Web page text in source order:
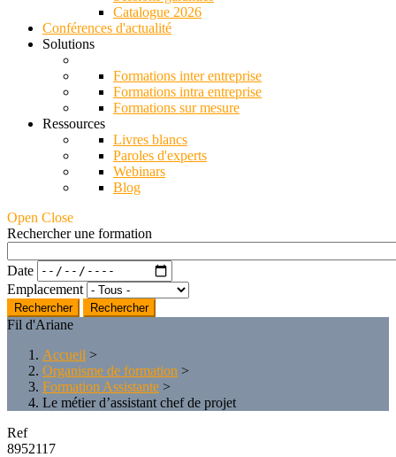
Catalogue 2026
Conférences d'actualité
Solutions
Formations inter entreprise
Formations intra entreprise
Formations sur mesure
Ressources
Livres blancs
Paroles d'experts
Webinars
Blog
Open Close
Rechercher une formation
Date
Emplacement
Rechercher
Fil d'Ariane
Accueil >
Organisme de formation >
Formation Assistante >
Le métier d’assistant chef de projet
Ref
8952117